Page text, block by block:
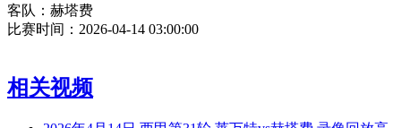
客队：赫塔费
比赛时间：2026-04-14 03:00:00
相关视频